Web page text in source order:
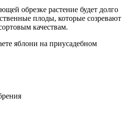
обрезке растение будет долго
плоды, которые созревают
качествам.
яблони на приусадебном